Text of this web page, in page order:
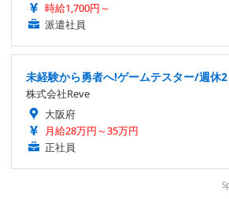
時給1,700円～
派遣社員
未経験から勇者へ!ゲームテスター/週休
株式会社Reve
大阪府
月給28万円～35万円
正社員